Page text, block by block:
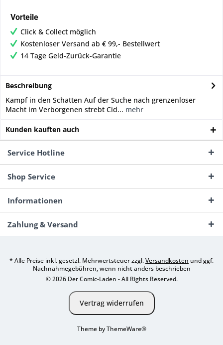
Vorteile
Click & Collect möglich
Kostenloser Versand ab € 99,- Bestellwert
14 Tage Geld-Zurück-Garantie
Beschreibung
Kampf in den Schatten Auf der Suche nach grenzenloser
Macht im Verborgenen strebt Cid... mehr
Kunden kauften auch
Service Hotline
Shop Service
Informationen
Zahlung & Versand
* Alle Preise inkl. gesetzl. Mehrwertsteuer zzgl.Versandkosten und ggf.
Nachnahmegebühren, wenn nicht anders beschrieben
© 2026 Der Comic-Laden - All Rights Reserved.
Vertrag widerrufen
Theme byThemeWare®